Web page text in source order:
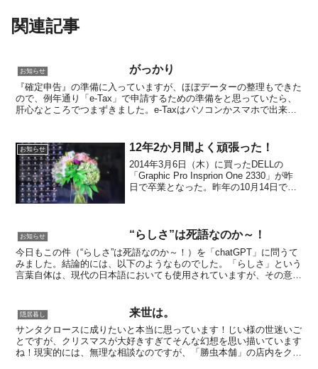
関連記事
お知らせ がっかり
『確定申告』の準備に入っていますが、ほぼデーターの整理もできた
ので、例年通り「e-Tax」で申請するための準備をと思っていたら、
肝心なところでつまずきました。e-Taxはパソコンかスマホで出来る
お知らせ 12年2か月間よく頑張った！
2014年3月6日（木）に買ったDELLの
「Graphic Pro Insprion One 2330」が昨
日で卒業となった。昨年の10月14日で
お知らせ “らしさ”は死語なのか～！
今日もこの件（“らしさ”は死語なのか～！）を「chatGPT」に問うて
みました。結論的には、以下のようなものでした。「らしさ」という
言葉自体は、現代の日本語においても使用されていますが、その意味
隠居暮し 来世は。
サンタクロースに成りたいと本当に思っています！じい様の世迷いご
とですが、クリスマスが大好きすぎてそんな幻想を思い描いています
ね！現実的には、無理な相談なのですが、「勝虫本舗」の店内をクリ